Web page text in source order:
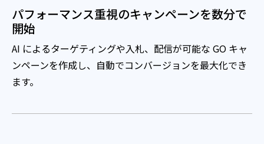
パフォーマンス重視のキャンペーンを数分で
開始
AI によるターゲティングや入札、配信が可能な GO キャ
ンペーンを作成し、自動でコンバージョンを最大化でき
ます。